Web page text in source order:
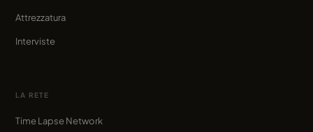
Attrezzatura
Interviste
LA RETE
Time Lapse Network